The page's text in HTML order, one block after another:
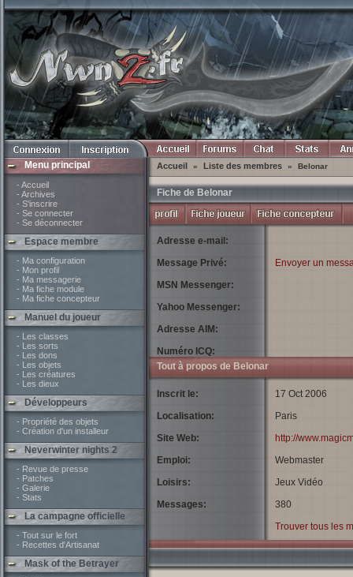
Menu principal
- Accueil
- Archives
- S'inscrire
- Se connecter
- Se déconnecter
Espace membre
- Ma configuration
- Mon profil
- Ma messagerie
- Ma fiche module
- Ma fiche concepteur
Manuel du joueur
- Les classes
- Les sorts
- Les dons
- Les objets
- Les créatures
- Les dieux
Développeurs
- Propriété des objets
- Création d'un installeur
Neverwinter nights 2
- Revue de presse
- Patches
- Galerie
- Stats
La campagne officielle
- Tout sur le fort
- Recettes d'Artisanat
Mask of the Betrayer
Accueil » Liste des membres » Belonar
Fiche de Belonar
Adresse e-mail:
Message Privé:
MSN Messenger:
Yahoo Messenger:
Adresse AIM:
Numéro ICQ:
Envoyer un
Tout à propos de Belonar
Inscrit le:
Localisation:
Site Web:
Emploi:
Loisirs:
Messages:
17 Oct 2006
Paris
http://
Webmaster
Jeux Vidéo
380
Trouver tous les